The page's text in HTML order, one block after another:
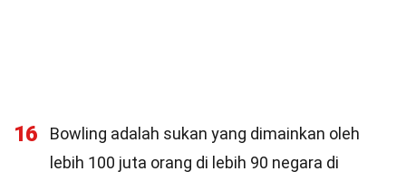
16
Bowling adalah sukan yang dimainkan oleh
lebih 100 juta orang di lebih 90 negara di